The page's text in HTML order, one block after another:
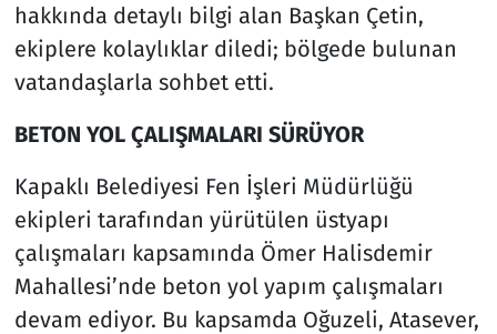
hakkında detaylı bilgi alan Başkan Çetin,
ekiplere kolaylıklar diledi; bölgede bulunan
vatandaşlarla sohbet etti.
BETON YOL ÇALIŞMALARI SÜRÜYOR
Kapaklı Belediyesi Fen İşleri Müdürlüğü
ekipleri tarafından yürütülen üstyapı
çalışmaları kapsamında Ömer Halisdemir
Mahallesi’nde beton yol yapım çalışmaları
devam ediyor. Bu kapsamda Oğuzeli, Atasever,
Şarköy
Siyaset
Süleymanpaşa
Tekirdağ